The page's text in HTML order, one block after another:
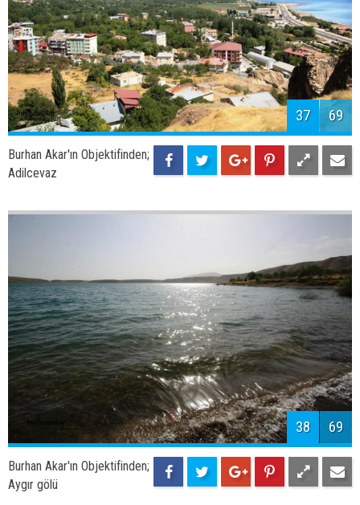
39 69
Burhan Akar'ın Objektifinden;
Toki Konutları
40 69
Burhan Akar'ın Objektifinden;